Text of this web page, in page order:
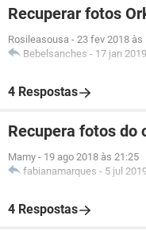
Recuperar fotos
Rosileasousa - 23 fev 2018 às
Bebelsanches - 17 jan
4 Respostas
Recupera fotos do
Mamy - 19 ago 2018 às 21:25
fabianamarques - 5 jul
4 Respostas